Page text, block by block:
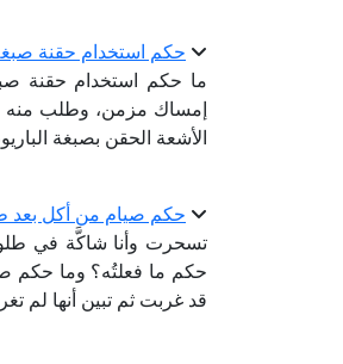
حكم استخدام حقنة
ما حكم استخدام حقنة
إمساك مزمن، وطلب منه
الأشعة الحقن بصبغة
حكم صيام من أكل بعد
تسحرت وأنا شاكَّة في طلوع
حكم ما فعلتُه؟ وما حكم
قد غربت ثم تبين أنها لم